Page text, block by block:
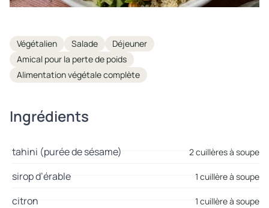
Tags
Végétalien Salade
Déjeuner
Amical pour la perte de poids
Alimentation végétale complète
Ingrédients
tahini (purée de sésame) 2 cuillères à soupe
sirop d’érable 1 cuillère à soupe
citron 1 cuillère à soupe